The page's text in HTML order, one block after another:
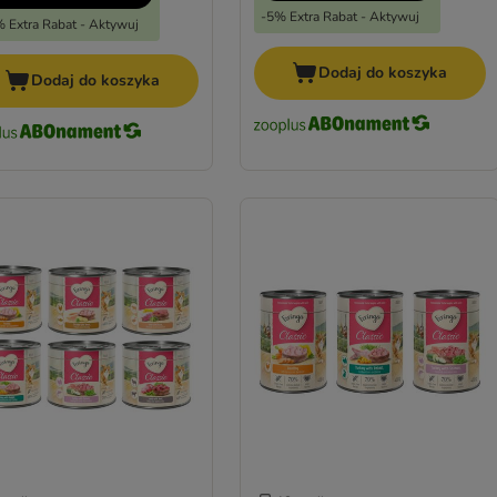
Extra Rabat - Aktywuj
Dodaj do koszyka
-5% Extra Rabat - Aktywuj
Dodaj do koszyka